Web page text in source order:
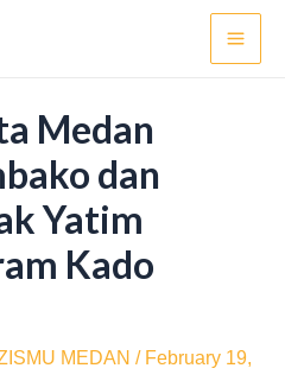
Medan
dan
Yatim
Kado
MEDAN / February 19,